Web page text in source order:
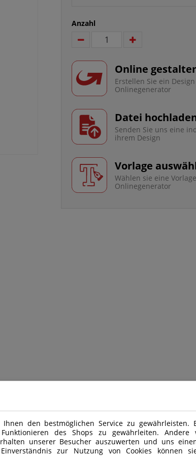
den bestmöglichen Service zu gewährleisten.
des Shops zu gewährleiten. Andere
unserer Besucher auszuwerten und uns
zur Nutzung von Cookies können
Anzahl
Online
Erstellen Sie ein
Onlinegenerator
Datei
Senden Sie uns eine
ihrem Design
Vorlage
Wählen sie eine
Onlinegenerator
Sie auf eine Vorlage, um unseren